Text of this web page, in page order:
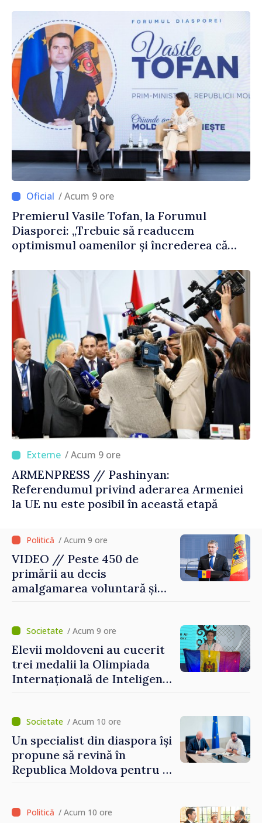
/ Acum 9 ore
Premierul Vasile Tofan, la Forumul
Diasporei: „Trebuie să readucem
optimismul oamenilor și încrederea că
corectă”
/ Acum 9 ore
ARMENPRESS // Pashinyan:
Referendumul privind aderarea Armeniei
la UE nu este posibil în această etapă
/ Acum 9 ore
VIDEO // Peste 450 de
primării au decis
amalgamarea voluntară și
Grosu: „Este important să
depășim blocajele și să dăm o
șansă localităților să se
dezvolte”
/ Acum 9 ore
Elevii moldoveni au cucerit
trei medalii la Olimpiada
Internațională de Inteligență
/ Acum 10 ore
Un specialist din diaspora își
propune să revină în
Republica Moldova pentru a
/ Acum 10 ore